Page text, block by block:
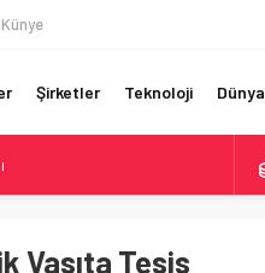
Künye
Şirketler Teknoloji Dünya
Puja
Vasıta Tesis